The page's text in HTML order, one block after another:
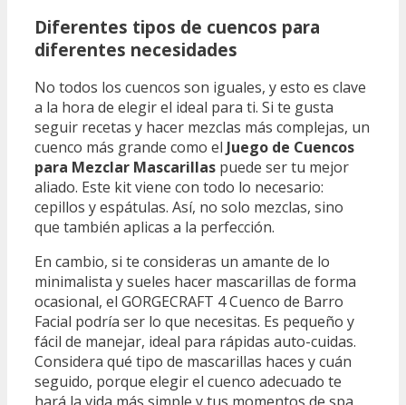
Diferentes tipos de cuencos para
diferentes necesidades
No todos los cuencos son iguales, y esto es clave
a la hora de elegir el ideal para ti. Si te gusta
seguir recetas y hacer mezclas más complejas, un
cuenco más grande como el Juego de Cuencos
para Mezclar Mascarillas puede ser tu mejor
aliado. Este kit viene con todo lo necesario:
cepillos y espátulas. Así, no solo mezclas, sino
que también aplicas a la perfección.
En cambio, si te consideras un amante de lo
minimalista y sueles hacer mascarillas de forma
ocasional, el GORGECRAFT 4 Cuenco de Barro
Facial podría ser lo que necesitas. Es pequeño y
fácil de manejar, ideal para rápidas auto-cuidas.
Considera qué tipo de mascarillas haces y cuán
seguido, porque elegir el cuenco adecuado te